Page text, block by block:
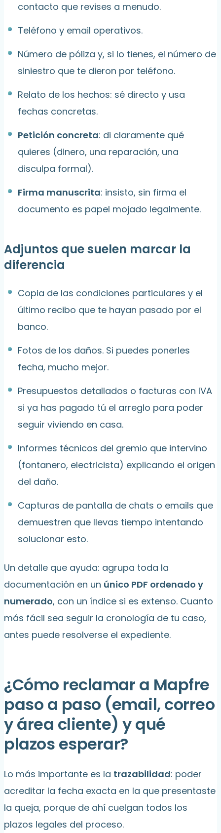
contacto que revises a menudo.
Teléfono y email operativos.
Número de póliza y, si lo tienes, el número de
siniestro que te dieron por teléfono.
Relato de los hechos: sé directo y usa
fechas concretas.
Petición concreta: di claramente qué
quieres (dinero, una reparación, una
disculpa formal).
Firma manuscrita: insisto, sin firma el
documento es papel mojado legalmente.
Adjuntos que suelen marcar la
diferencia
Copia de las condiciones particulares y el
último recibo que te hayan pasado por el
banco.
Fotos de los daños. Si puedes ponerles
fecha, mucho mejor.
Presupuestos detallados o facturas con IVA
si ya has pagado tú el arreglo para poder
seguir viviendo en casa.
Informes técnicos del gremio que intervino
(fontanero, electricista) explicando el origen
del daño.
Capturas de pantalla de chats o emails que
demuestren que llevas tiempo intentando
solucionar esto.
Un detalle que ayuda: agrupa toda la
documentación en un único PDF ordenado y
numerado, con un índice si es extenso. Cuanto
más fácil sea seguir la cronología de tu caso,
antes puede resolverse el expediente.
¿Cómo reclamar a Mapfre
paso a paso (email, correo
y área cliente) y qué
plazos esperar?
Lo más importante es la trazabilidad: poder
acreditar la fecha exacta en la que presentaste
la queja, porque de ahí cuelgan todos los
plazos legales del proceso.